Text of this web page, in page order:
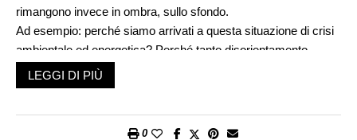
rimangono invece in ombra, sullo sfondo.
Ad esempio: perché siamo arrivati a questa situazione di crisi
ambientale ed energetica? Perché tanto disorientamento
nell’affrontare l’emergenza sanitaria? E perché ancora tante
ingiustizie sociali, tante offese ai diritti umani, a tradire gli ideali
scavalcare il ragionare appiattito sui singoli problemi
LEGGI DI PIÙ
0